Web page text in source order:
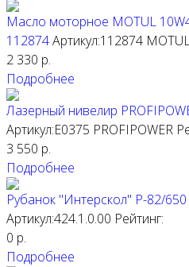
Масло моторное MOTUL
112874Артикул:112874
2 330 р.
Подробнее
Лазерный нивелир
Артикул:E0375 PROFIPOWER
3 550 р.
Подробнее
Рубанок "Интерскол" Р-82/
Артикул:424.1.0.00 Рейтинг:
0 р.
Подробнее